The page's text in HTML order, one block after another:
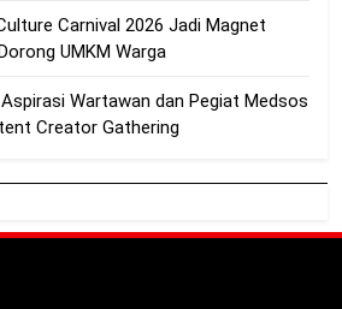
Carnival 2026 Jadi Magnet
UMKM Warga
Wartawan dan Pegiat Medsos
Creator Gathering